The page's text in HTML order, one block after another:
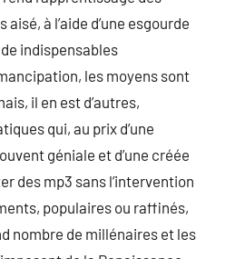
à l’aide d’une esgourde
indispensables
les moyens sont
il en est d’autres,
qui, au prix d’une
géniale et d’une créée
des mp3 sans l’intervention
populaires ou raffinés,
nombre de millénaires et les